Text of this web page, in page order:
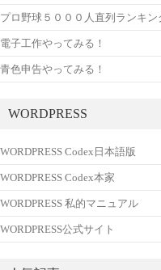
プロ野球５０００人直列ランキン
電子工作やってみる！
青色申告やってみる！
WORDPRESS
WORDPRESS Codex日本語版
WORDPRESS Codex本家
WORDPRESS 私的マニュアル
WORDPRESS公式サイト